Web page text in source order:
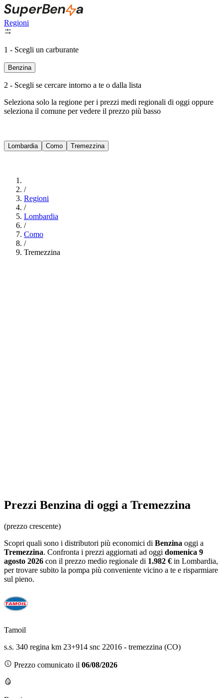
Regioni
1 - Scegli un carburante
Benzina
2 - Scegli se cercare intorno a te o dalla lista
Seleziona solo la regione per i prezzi medi regionali di oggi oppure
seleziona il comune per vedere il prezzo più basso
Lombardia Como Tremezzina
/
Regioni
/
Lombardia
/
Como
/
Tremezzina
Prezzi Benzina di oggi a Tremezzina
(prezzo crescente)
Scopri quali sono i distributori più economici di Benzina oggi a
Tremezzina. Confronta i prezzi aggiornati ad oggi domenica 9
agosto 2026 con il prezzo medio regionale di 1.982 € in Lombardia,
per trovare subito la pompa più conveniente vicino a te e risparmiare
sul pieno.
Tamoil
s.s. 340 regina km 23+914 snc 22016 - tremezzina (CO)
Prezzo comunicato il 06/08/2026